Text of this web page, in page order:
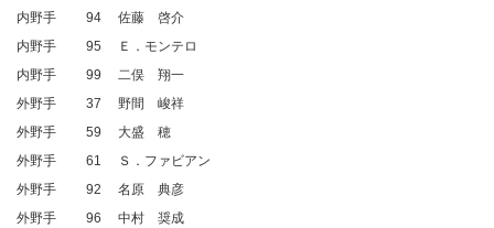
内野手
94
佐藤 啓介
内野手
95
Ｅ．モンテロ
内野手
99
二俣 翔一
外野手
37
野間 峻祥
外野手
59
大盛 穂
外野手
61
Ｓ．ファビアン
外野手
92
名原 典彦
外野手
96 中村 奨成